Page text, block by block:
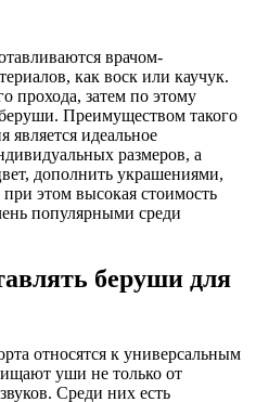
относятся к универсальным
уши не только от
Среди них есть
изготавливаются
особенностей
Они просто
должен быть специальный
для многоразового